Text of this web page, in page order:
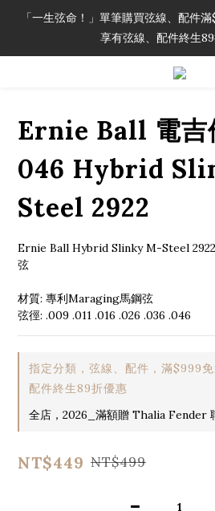
「一生弦命！」單筆購買弦線、配件
享有弦線、配件終生89
「一生弦命！」單筆購買弦線、配件
享有弦線、配件終生89
加入會員即領2000元購物金。 加入
「一生弦命！」單筆購買弦線、配件滿
Ernie Ball 電吉
046 Hybrid
Steel 2922
Ernie Ball Hybrid Slinky M-Steel
弦
材質: 專利Maraging馬鋼弦
弦徑: .009 .011 .016 .026 .036 .046
指定分類，弦線、配件，滿$999免
配件終生89折優惠
全店，2026_滿額贈 Thalia Fender
NT$449 NT$499